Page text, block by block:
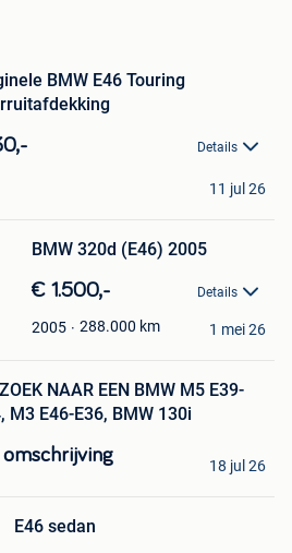
BMW E46 Touring
Details
11 jul 26
BMW 320d (E46) 2005
€ 1.500,- Details
2005 288.000 km 1 mei 26
NAAR EEN BMW M5 E39-
M3 E46-E36, BMW 130i
omschrijving
18 jul 26
E46 sedan